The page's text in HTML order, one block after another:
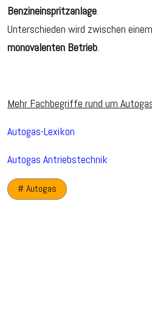
Benzineinspritzanlage
Unterschieden wird zwischen einem
monovalenten Betrieb
Mehr Fachbegriffe rund um
Autogas-Lexikon
Autogas Antriebstechnik
# Autogas